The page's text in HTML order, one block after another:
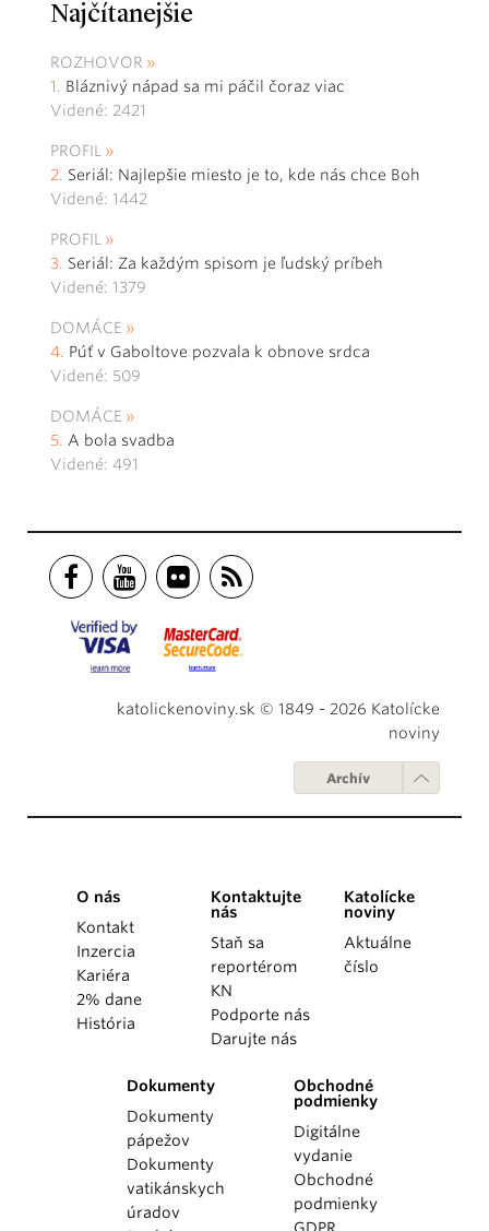
Najčítanejšie
ROZHOVOR
Bláznivý nápad sa mi páčil čoraz viac
Videné: 2421
PROFIL
Seriál: Najlepšie miesto je to, kde nás chce Boh
Videné: 1442
PROFIL
Seriál: Za každým spisom je ľudský príbeh
Videné: 1379
DOMÁCE
Púť v Gaboltove pozvala k obnove srdca
Videné: 509
DOMÁCE
A bola svadba
Videné: 491
katolickenoviny.sk © 1849 - 2026 Katolícke
noviny
Archív
O nás
Kontakt
Inzercia
Kariéra
2% dane
História
Kontaktujte
nás
Staň sa
reportérom
KN
Podporte nás
Darujte nás
Katolícke
noviny
Aktuálne
číslo
Dokumenty
Dokumenty
pápežov
Dokumenty
vatikánskych
úradov
Obchodné
podmienky
Digitálne
vydanie
Obchodné
podmienky
GDPR